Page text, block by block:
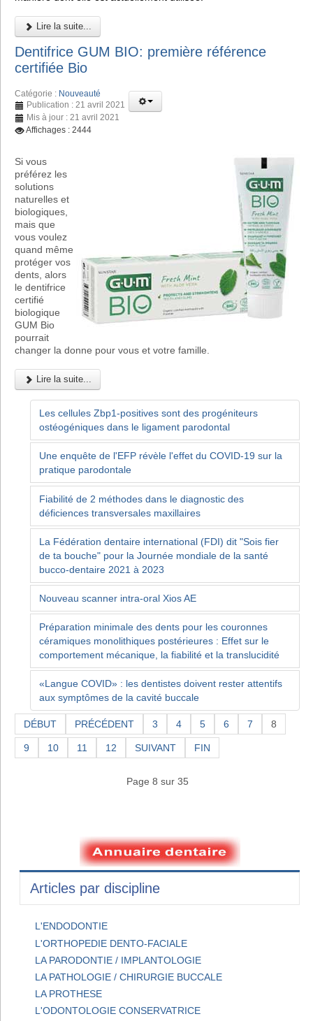
Lire la suite...
Dentifrice GUM BIO: première référence
certifiée Bio
Catégorie : Nouveauté
Publication : 21 avril 2021
Mis à jour : 21 avril 2021
Affichages : 2444
Si vous
préférez les
solutions
naturelles et
biologiques,
mais que
vous voulez
quand même
protéger vos
dents, alors
le dentifrice
certifié
biologique
GUM Bio
pourrait
changer la donne pour vous et votre famille.
Lire la suite...
Les cellules Zbp1-positives sont des progéniteurs
ostéogéniques dans le ligament parodontal
Une enquête de l'EFP révèle l'effet du COVID-19 sur la
pratique parodontale
Fiabilité de 2 méthodes dans le diagnostic des
déficiences transversales maxillaires
La Fédération dentaire international (FDI) dit "Sois fier
de ta bouche" pour la Journée mondiale de la santé
bucco-dentaire 2021 à 2023
Nouveau scanner intra-oral Xios AE
Préparation minimale des dents pour les couronnes
céramiques monolithiques postérieures : Effet sur le
comportement mécanique, la fiabilité et la translucidité
«Langue COVID» : les dentistes doivent rester attentifs
aux symptômes de la cavité buccale
DÉBUT PRÉCÉDENT 3 4 5 6 7 8
9 10 11 12 SUIVANT FIN
Page 8 sur 35
Articles par discipline
L'ENDODONTIE
L'ORTHOPEDIE DENTO-FACIALE
LA PARODONTIE / IMPLANTOLOGIE
LA PATHOLOGIE / CHIRURGIE BUCCALE
LA PROTHESE
L'ODONTOLOGIE CONSERVATRICE